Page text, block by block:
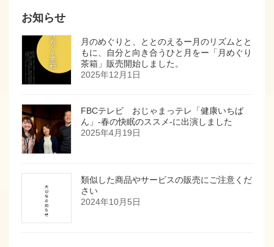
お知らせ
月のめぐりと、ととのえるー月のリズムとと
もに、自分と向き合うひと月をー「月めぐり
茶箱」販売開始しました。
2025年12月1日
FBCテレビ おじゃまっテレ「健康いちば
ん」-春の快眠のススメ-に出演しました
2025年4月19日
類似した商品やサービスの販売にご注意くだ
さい
2024年10月5日